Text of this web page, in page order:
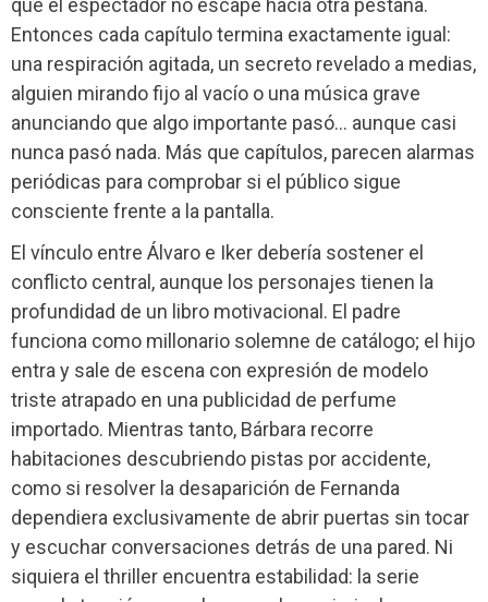
que el espectador no escape hacia otra pestaña.
Entonces cada capítulo termina exactamente igual:
una respiración agitada, un secreto revelado a medias,
alguien mirando fijo al vacío o una música grave
anunciando que algo importante pasó… aunque casi
nunca pasó nada. Más que capítulos, parecen alarmas
periódicas para comprobar si el público sigue
consciente frente a la pantalla.
El vínculo entre Álvaro e Iker debería sostener el
conflicto central, aunque los personajes tienen la
profundidad de un libro motivacional. El padre
funciona como millonario solemne de catálogo; el hijo
entra y sale de escena con expresión de modelo
triste atrapado en una publicidad de perfume
importado. Mientras tanto, Bárbara recorre
habitaciones descubriendo pistas por accidente,
como si resolver la desaparición de Fernanda
dependiera exclusivamente de abrir puertas sin tocar
y escuchar conversaciones detrás de una pared. Ni
siquiera el thriller encuentra estabilidad: la serie